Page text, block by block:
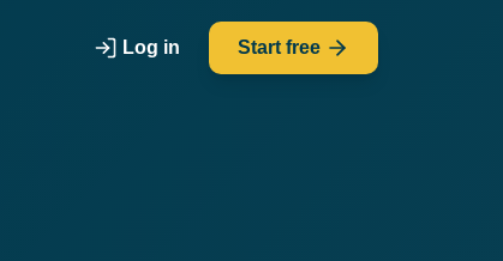
Log in Start free